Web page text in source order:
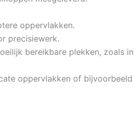
oppervlakken.
precisiewerk.
bereikbare plekken, zoals
oppervlakken of bijvoorbeeld